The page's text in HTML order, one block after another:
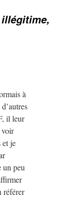
à
il leur
voir
et je
un peu
référer